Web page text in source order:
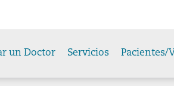
un Doctor Servicios Pacientes/